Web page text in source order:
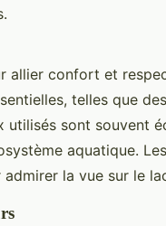
allier confort et
telles que
utilisés sont souvent
aquatique.
la vue sur le